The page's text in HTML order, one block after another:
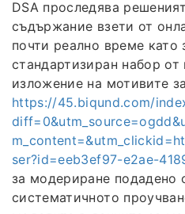
DSA проследява
съдържание взети от
почти реално време като
стандартизиран набор
изложение на мотивите
https://45.biqund.com/
ser?id=eeb3ef97-e2ae-
за модериране подадено
систематичното